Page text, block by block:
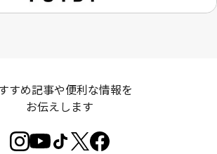
すめ記事や便利な情報を
お伝えします